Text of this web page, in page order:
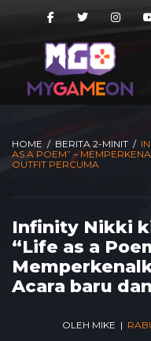
HOME / BERITA 2-MINIT /
AS A POEM” –
OUTFIT PERCUMA
Infinity Nikki
“Life as a
Acara baru
OLEH MIKE |